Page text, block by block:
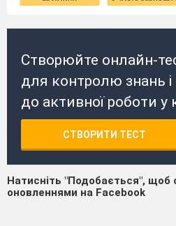
Створюйте онлайн-
для контролю знань і
до активної роботи у
СТВОРИТИ ТЕСТ
Натисніть "Подобається", щоб
оновленнями на Facebook